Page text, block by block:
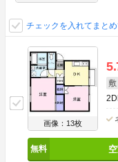
チェックを入れてまと
画像：13枚
敷